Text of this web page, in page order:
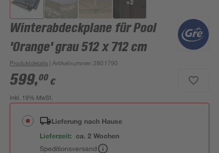
+2
Winterabdeckplane für Pool
'Orange' grau 512 x 712 cm
Produktdetails | Artikelnummer: 2801790
599,00 €
inkl. 19% MwSt.
Lieferung nach Hause
Lieferzeit: ca. 2 Wochen
Speditionsversand